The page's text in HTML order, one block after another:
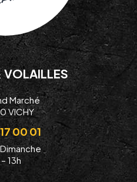
VOLAILLES
Marché
VICHY
00 01
13h